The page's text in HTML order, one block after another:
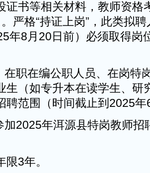
证书等相关材料，教师资格
严格“持证上岗”，此类拟
年8月20日前）必须取得岗
在职在编公职人员、在岗特
生（如专升本在读学生、研
聘范围（时间截止到2025
加2025年洱源县特岗教师招
限3年。